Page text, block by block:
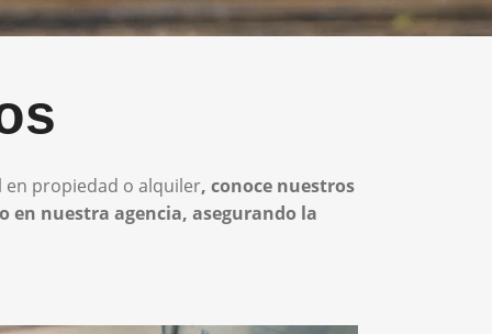
en propiedad o alquiler, conoce nuestros
nuestra agencia, asegurando la